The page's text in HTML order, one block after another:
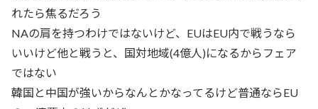
れたら焦るだろう
NAの肩を持つわけではないけど、EUはEU内で戦うなら
いいけど他と戦うと、国対地域(4億人)になるからフェア
ではない
韓国と中国が強いからなんとかなってるけど普通ならEU